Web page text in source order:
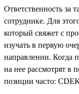
Ответственность за
сотруднике. Для
который свяжет с
изучать в первую
направлении. Когда
на нее рассмотрят в
позиции часто: